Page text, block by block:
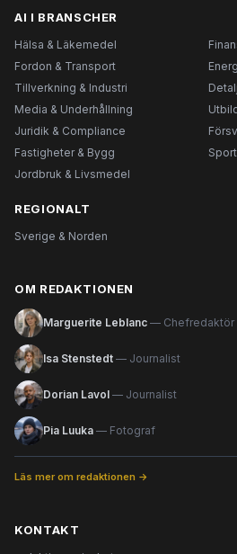
AI I BRANSCHER
Hälsa & Läkemedel
Fordon & Transport
Tillverkning & Industri
Media & Underhållning
Juridik & Compliance
Fastigheter & Bygg
Jordbruk & Livsmedel
REGIONALT
Sverige & Norden
OM REDAKTIONEN
Marguerite Leblanc — Chefredaktör
Isa Stenstedt — Journalist
Dorian Lavol — Journalist
Pia Luuka — Fotograf
Läs mer om redaktionen →
KONTAKT